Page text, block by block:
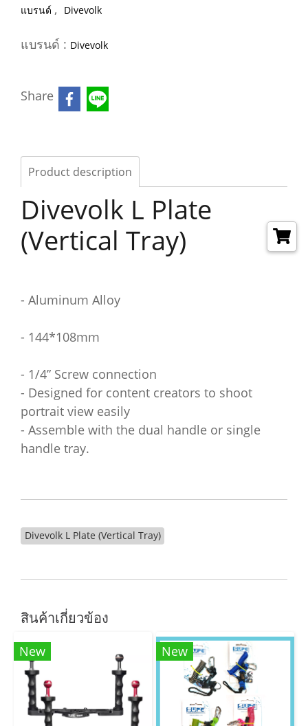
แบรนด์ , Divevolk
แบรนด์ : Divevolk
Share
Product description
Divevolk L Plate
(Vertical Tray)
- Aluminum Alloy
- 144*108mm
- 1/4” Screw connection
- Designed for content creators to shoot
portrait view easily
- Assemble with the dual handle or single
handle tray.
Divevolk L Plate (Vertical Tray)
สินค้าเกี่ยวข้อง
New New